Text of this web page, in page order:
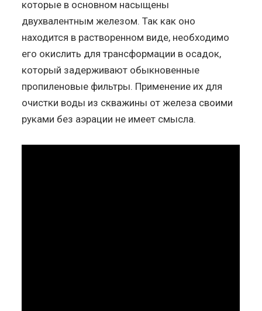
которые в основном насыщены
двухвалентным железом. Так как оно
находится в растворенном виде, необходимо
его окислить для трансформации в осадок,
который задерживают обыкновенные
пропиленовые фильтры. Применение их для
очистки воды из скважины от железа своими
руками без аэрации не имеет смысла.